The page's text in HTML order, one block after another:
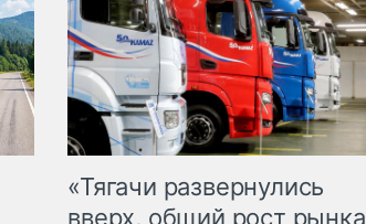
«Тягачи развернулись
вверх, общий рост рынка